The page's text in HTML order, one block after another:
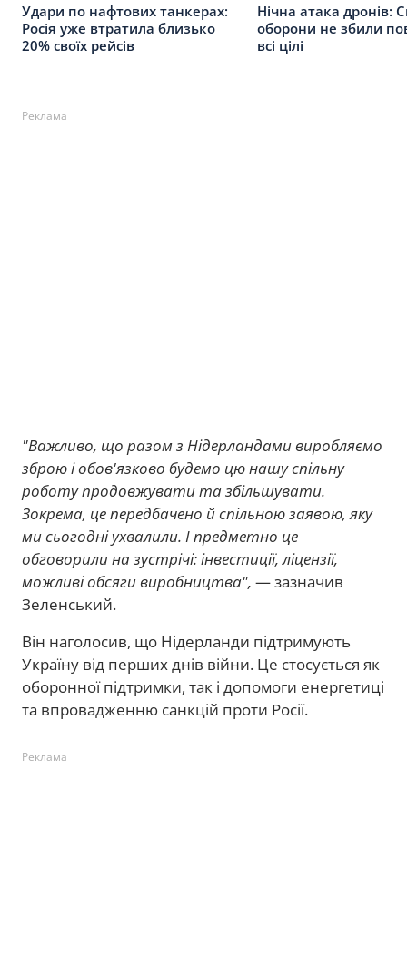
Удари по нафтових танкерах:
Росія уже втратила близько
20% своїх рейсів
Нічна атака дронів:
оборони не збили
всі цілі
Реклама
"Важливо, що разом з Нідерландами виробляємо
зброю і обов'язково будемо цю нашу спільну
роботу продовжувати та збільшувати.
Зокрема, це передбачено й спільною заявою, яку
ми сьогодні ухвалили. І предметно це
обговорили на зустрічі: інвестиції, ліцензії,
можливі обсяги виробництва", — зазначив
Зеленський.
Він наголосив, що Нідерланди підтримують
Україну від перших днів війни. Це стосується як
оборонної підтримки, так і допомоги енергетиці
та впровадженню санкцій проти Росії.
Реклама